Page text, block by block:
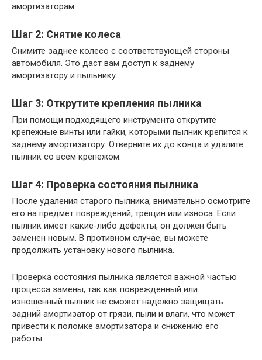
амортизаторам.
Шаг 2: Снятие колеса
Снимите заднее колесо с соответствующей стороны
автомобиля. Это даст вам доступ к заднему
амортизатору и пыльнику.
Шаг 3: Открутите крепления пылника
При помощи подходящего инструмента открутите
крепежные винты или гайки, которыми пылник крепится к
заднему амортизатору. Отверните их до конца и удалите
пылник со всем крепежом.
Шаг 4: Проверка состояния пылника
После удаления старого пылника, внимательно осмотрите
его на предмет повреждений, трещин или износа. Если
пылник имеет какие-либо дефекты, он должен быть
заменен новым. В противном случае, вы можете
продолжить установку нового пылника.
Проверка состояния пылника является важной частью
процесса замены, так как поврежденный или
изношенный пылник не сможет надежно защищать
задний амортизатор от грязи, пыли и влаги, что может
привести к поломке амортизатора и снижению его
работы.